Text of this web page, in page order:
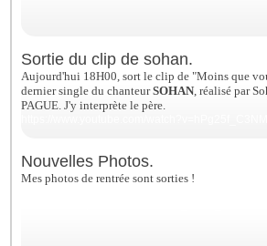
Sortie du clip de sohan.
Aujourd'hui 18H00, sort le clip de "Moins que
dernier single du chanteurSOHAN , réalisé par
PAGUE. J'y interprète le père.
Nouvelles Photos.
Mes photos de rentrée sont sorties !